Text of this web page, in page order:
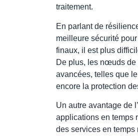
traitement.
En parlant de
meilleure sécurité
finaux, il est plus
De plus, les nœuds de
avancées, telles que
encore la protection
Un autre avantage de
applications en temps
des services en